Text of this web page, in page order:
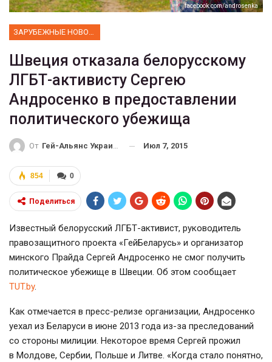
facebook.com/androsenka
Швеция отказала белорусскому
ЛГБТ-активисту Сергею
Андросенко в предоставлении
политического убежища
От Гей-Альянс Украина Июл 7, 2015
0
854
Поделиться
Известный белорусский ЛГБТ-активист, руководитель
правозащитного проекта «ГейБеларусь» и организатор
минского Прайда Сергей Андросенко не смог получить
политическое убежище в Швеции. Об этом сообщает
TUT.by.
Как отмечается в пресс-релизе организации, Андросенко
уехал из Беларуси в июне 2013 года из-за преследований
со стороны милиции. Некоторое время Сергей прожил
в Молдове, Сербии, Польше и Литве. «Когда стало понятно,